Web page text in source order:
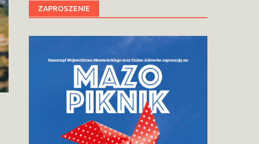
ZAPROSZENIE